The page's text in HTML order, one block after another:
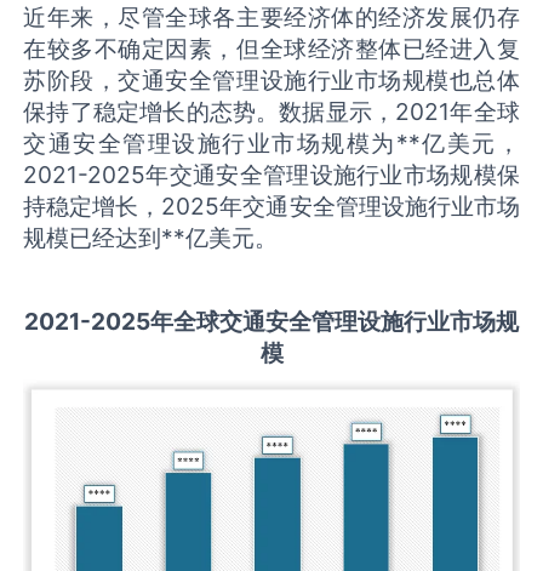
近年来，尽管全球各主要经济体的经济发展仍存
在较多不确定因素，但全球经济整体已经进入复
苏阶段，交通安全管理设施行业市场规模也总体
保持了稳定增长的态势。数据显示，2021年全球
交通安全管理设施行业市场规模为**亿美元，
2021-2025年交通安全管理设施行业市场规模保
持稳定增长，2025年交通安全管理设施行业市场
规模已经达到**亿美元。
2021-2025年全球交通安全管理设施行业市场规
模